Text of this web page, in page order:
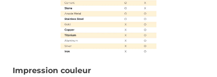
Impression couleur